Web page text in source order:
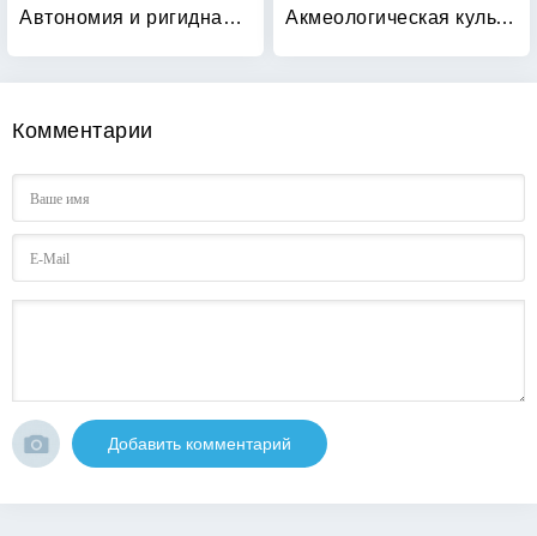
Автономия и ригидная личность Акмеологическая культура личности: содержание, закономерности, механизмы развития
Комментарии